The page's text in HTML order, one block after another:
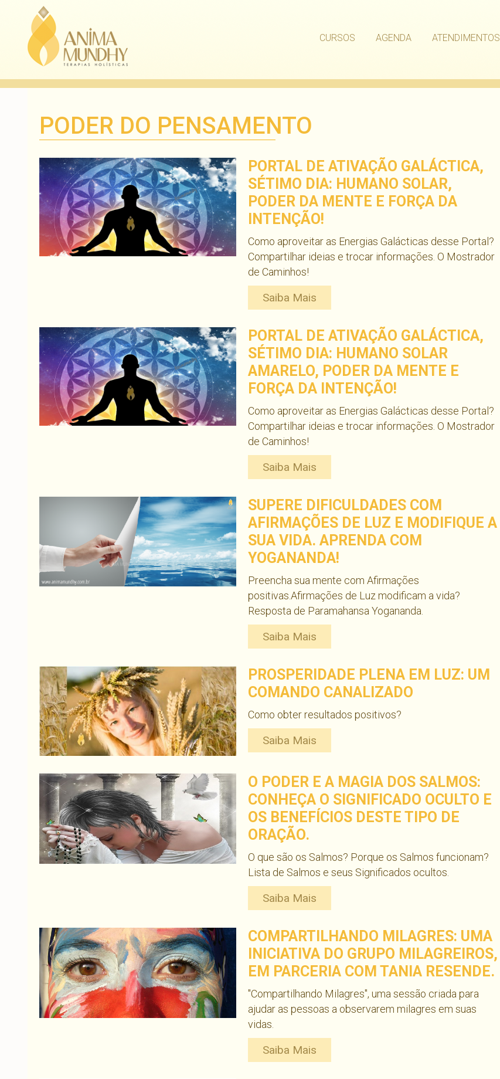
CURSOS AGENDA ATENDIMENTOS
PODER DO PENSAMENTO
PORTAL DE ATIVAÇÃO GALÁCTICA,
SÉTIMO DIA: HUMANO SOLAR,
PODER DA MENTE E FORÇA DA
INTENÇÃO!
Como aproveitar as Energias Galácticas desse Portal?
Compartilhar ideias e trocar informações. O Mostrador
de Caminhos!
Saiba Mais
PORTAL DE ATIVAÇÃO GALÁCTICA,
SÉTIMO DIA: HUMANO SOLAR
AMARELO, PODER DA MENTE E
FORÇA DA INTENÇÃO!
Como aproveitar as Energias Galácticas desse Portal?
Compartilhar ideias e trocar informações. O Mostrador
de Caminhos!
Saiba Mais
SUPERE DIFICULDADES COM
AFIRMAÇÕES DE LUZ E MODIFIQUE A
SUA VIDA. APRENDA COM
YOGANANDA!
Preencha sua mente com Afirmações
positivas.Afirmações de Luz modificam a vida?
Resposta de Paramahansa Yogananda.
Saiba Mais
PROSPERIDADE PLENA EM LUZ: UM
COMANDO CANALIZADO
Como obter resultados positivos?
Saiba Mais
O PODER E A MAGIA DOS SALMOS:
CONHEÇA O SIGNIFICADO OCULTO E
OS BENEFÍCIOS DESTE TIPO DE
ORAÇÃO.
O que são os Salmos? Porque os Salmos funcionam?
Lista de Salmos e seus Significados ocultos.
Saiba Mais
COMPARTILHANDO MILAGRES: UMA
INICIATIVA DO GRUPO MILAGREIROS,
EM PARCERIA COM TANIA RESENDE.
"Compartilhando Milagres", uma sessão criada para
ajudar as pessoas a observarem milagres em suas
vidas.
Saiba Mais